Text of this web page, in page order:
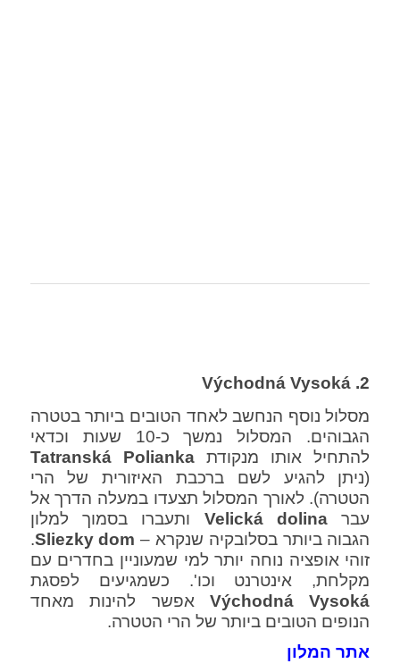
2. Východná Vysoká
מסלול נוסף הנחשב לאחד הטובים ביותר בטטרה
הגבוהים. המסלול נמשך כ-10 שעות וכדאי
להתחיל אותו מנקודתTatranská Polianka
(ניתן להגיע לשם ברכבת האיזורית של הרי
הטטרה). לאורך המסלול תצעדו במעלה הדרך אל
עבר
Velická dolina
ותעברו בסמוך למלון
הגבוה ביותר בסלובקיה שנקרא – Sliezky dom
.
זוהי אופציה נוחה יותר למי שמעוניין בחדרים עם
מקלחת, אינטרנט וכו'. כשמגיעים לפסגת
Východná Vysoká אפשר להינות מאחד
הנופים הטובים ביותר של הרי הטטרה.
אתר המלון